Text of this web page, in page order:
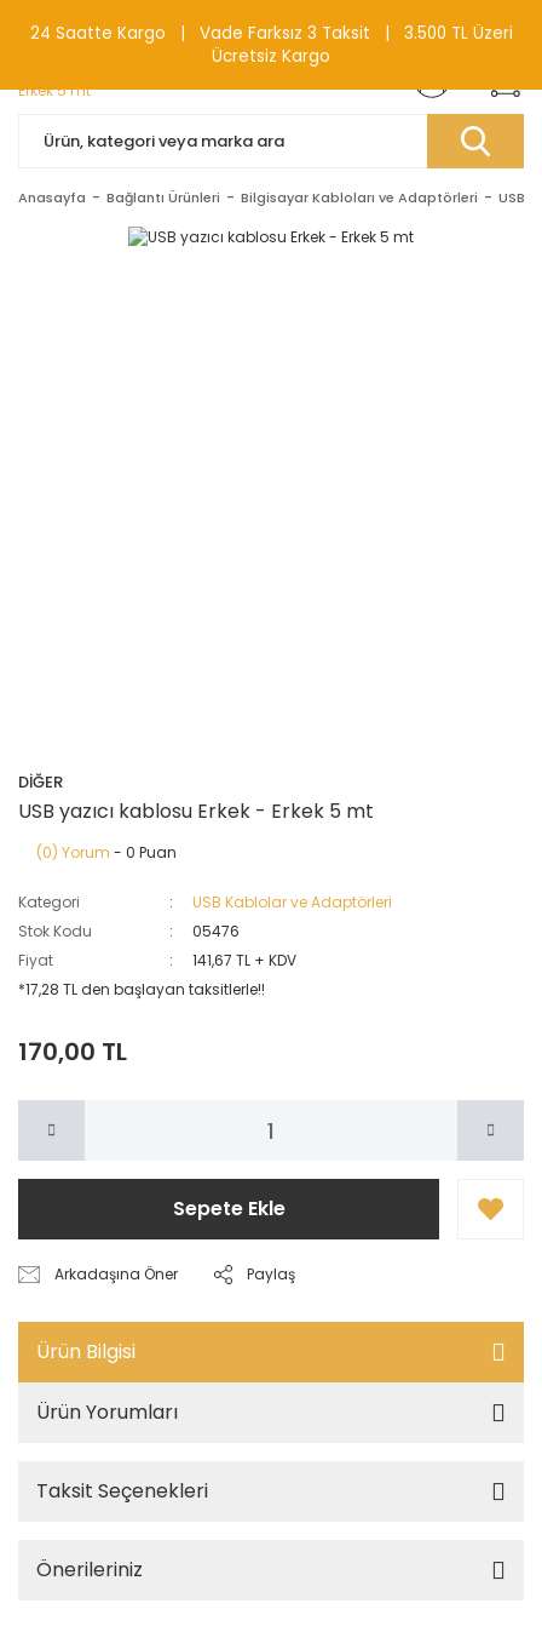
0(212) 240 87 88
Anasayfa Bağlantı Ürünleri Bilgisayar Kabloları ve Adaptörleri USB
DİĞER
USB yazıcı kablosu Erkek - Erkek 5 mt
(0) Yorum - 0 Puan
Kategori
USB Kablolar ve Adaptörleri
Stok Kodu
05476
Fiyat
141,67 TL + KDV
*17,28 TL den başlayan taksitlerle!!
170,00 TL
Sepete Ekle
Arkadaşına Öner Paylaş
Ürün Bilgisi
Ürün Yorumları
Taksit Seçenekleri
Önerileriniz
24 Saatte Kargo | Vade Farksız 3 Taksit | 3.500 TL Üzeri
Ücretsiz Kargo